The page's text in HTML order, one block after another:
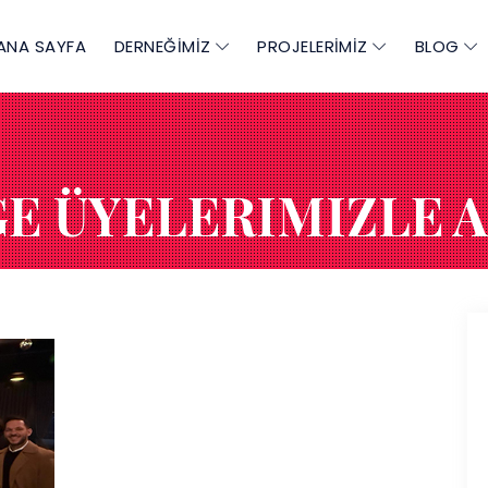
SAYFA DERNEĞİMİZ PROJELERİMİZ BLOG
ÜYELERIMIZLE